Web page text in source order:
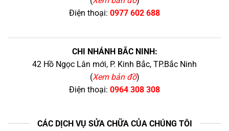
Điện thoại: 0977 602 688
CHI NHÁNH BẮC NINH:
42 Hồ Ngọc Lân mới, P. Kinh Bắc, TP.Bắc Ninh
(Xem bản đồ)
Điện thoại: 0964 308 308
CÁC DỊCH VỤ SỬA CHỮA CỦA CHÚNG TÔI